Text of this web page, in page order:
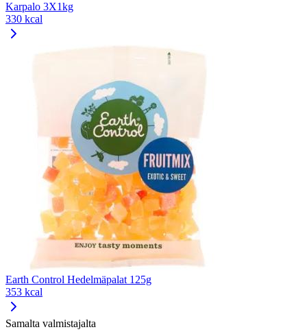
Karpalo 3X1kg
330 kcal
Earth Control Hedelmäpalat 125g
353 kcal
Samalta valmistajalta